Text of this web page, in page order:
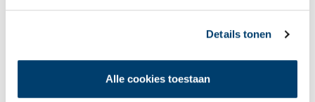
Details tonen
Alle cookies toestaan
gepubliceerd.